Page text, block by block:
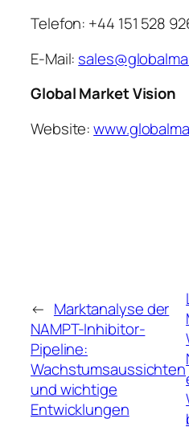
Telefon: +44 151 528
E-Mail:
Global Market Vision
Website:
← Marktanalyse der
NAMPT-Inhibitor-
Pipeline:
Wachstumsaussichten
und wichtige
Entwicklungen